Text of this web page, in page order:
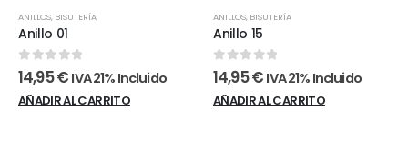
ANILLOS, BISUTERÍA
Anillo 01
0 out of 5
14,95€ IVA 21% Incluido
AÑADIR AL CARRITO
ANILLOS, BISUTERÍA
Anillo 15
0 out of 5
14,95€ IVA 21% Incluido
AÑADIR AL CARRITO